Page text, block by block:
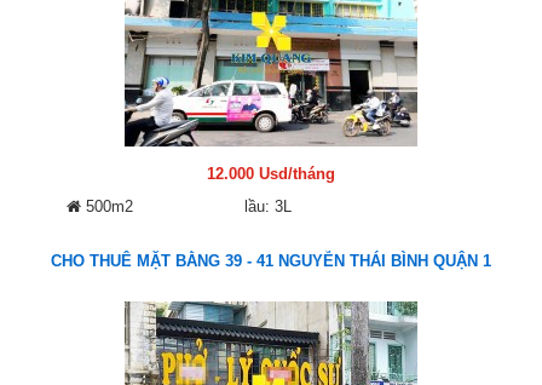
12.000 Usd/tháng
500m2
lầu: 3L
CHO THUÊ MẶT BẰNG 39 - 41 NGUYỄN THÁI BÌNH QUẬN 1